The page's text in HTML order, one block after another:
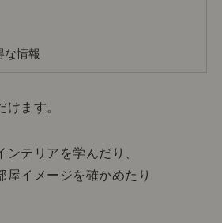
な情報
けます。
ンテリアを学んだり、
屋イメージを確かめたり